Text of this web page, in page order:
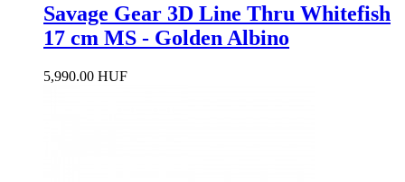
Savage Gear 3D Line Thru Whitefish
17 cm MS - Golden Albino
5,990.00 HUF